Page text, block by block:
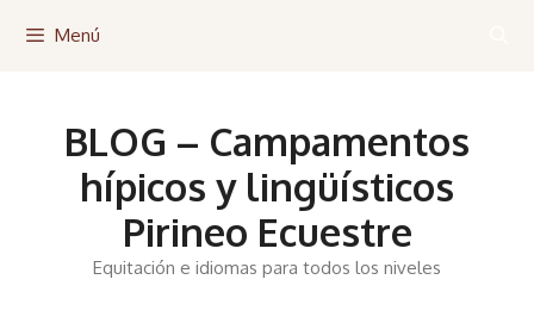
Menú
BLOG – Campamentos
hípicos y lingüísticos
Pirineo Ecuestre
Equitación e idiomas para todos los niveles